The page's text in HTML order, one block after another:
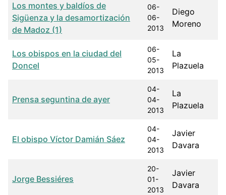
Los montes y baldíos de
Sigüenza y la desamortización
de Madoz (1)
06-
06-
2013
Diego
Moreno
Los obispos en la ciudad del
Doncel
06-
05-
2013
La
Plazuela
Prensa seguntina de ayer
04-
04-
2013
La
Plazuela
El obispo Víctor Damián Sáez
04-
04-
2013
Javier
Davara
Jorge Bessiéres
20-
01-
2013
Javier
Davara